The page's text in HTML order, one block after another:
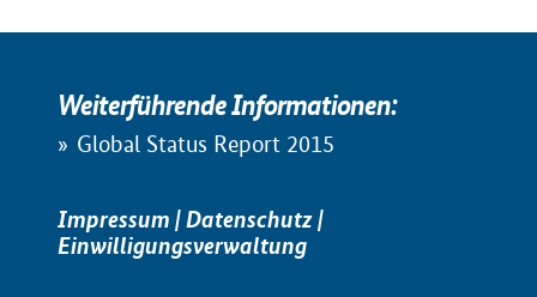
Weiterführende Informationen:
Global Status Report 2015
Impressum |Datenschutz|
Einwilligungsverwaltung